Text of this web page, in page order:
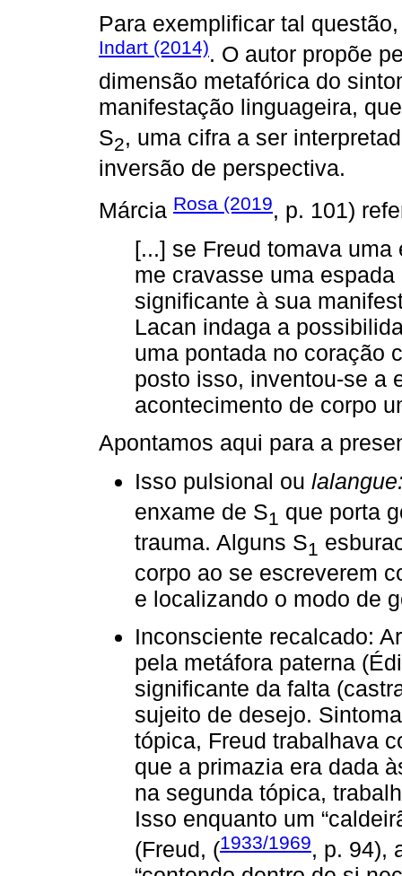
Para exemplificar tal
Indart (2014). O autor propõe
dimensão metafórica do
manifestação linguageira,
S2, uma cifra a ser
inversão de perspectiva.
Márcia Rosa (2019, p. 101)
[...] se Freud tomava uma
me cravasse uma
significante à sua
Lacan indaga a
uma pontada no coração
posto isso, inventou-se a
acontecimento de corpo
Apontamos aqui para a
Isso pulsional ou
enxame de S1 que porta
trauma. Alguns S1
corpo ao se escreverem
e localizando o modo de
Inconsciente recalcado:
pela metáfora paterna
significante da falta
sujeito de desejo.
tópica, Freud trabalhava
que a primazia era dada
na segunda tópica,
Isso enquanto um
(Freud, (1933/1969, p. 94),